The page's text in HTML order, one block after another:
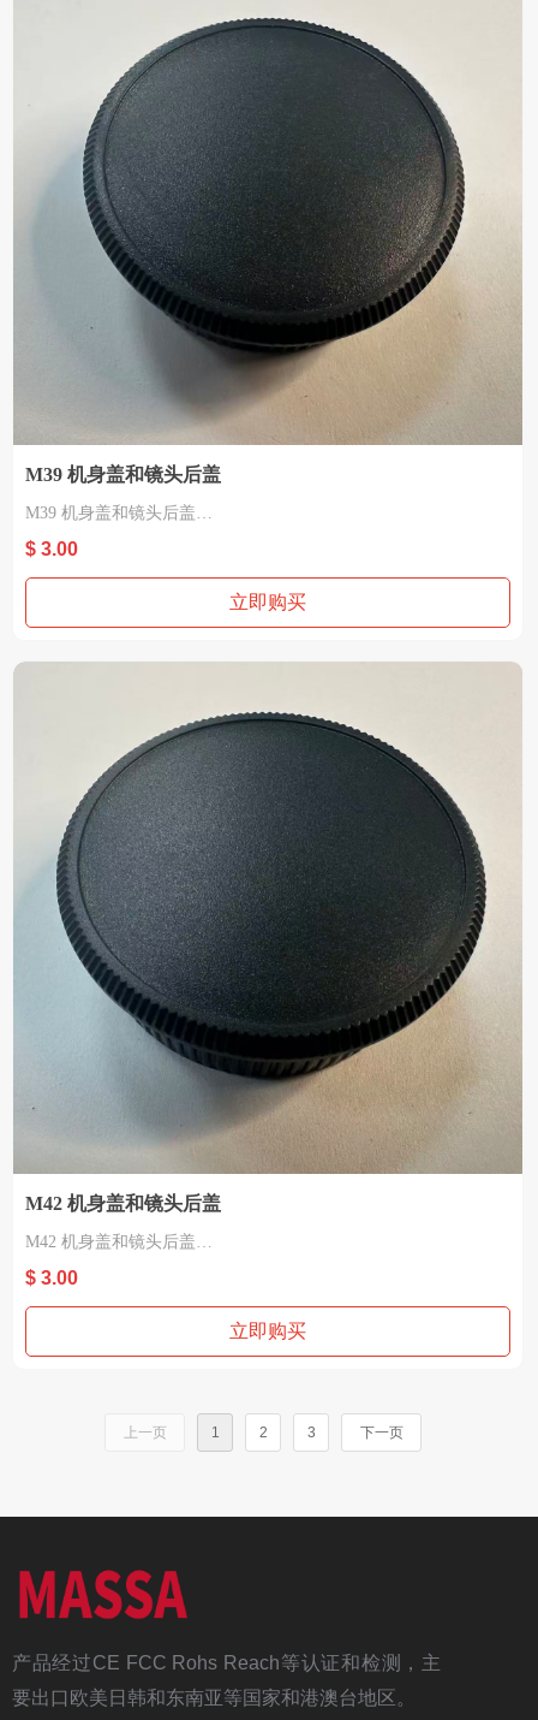
M39 机身盖和镜头后盖
M39 机身盖和镜头后盖
材质：塑胶
$ 3.00
立即购买
M42 机身盖和镜头后盖
M42 机身盖和镜头后盖
材质：塑胶
$ 3.00
立即购买
上一页 1 2 3 下一页
产品经过CE FCC Rohs Reach等认证和检测，主
要出口欧美日韩和东南亚等国家和港澳台地区。